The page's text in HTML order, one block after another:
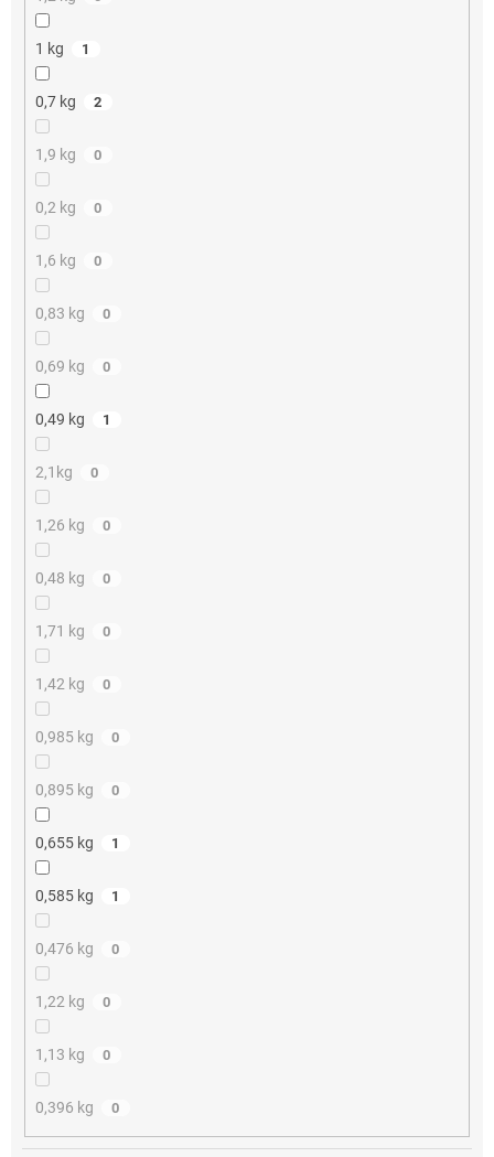
1 kg 1
0,7 kg 2
1,9 kg 0
0,2 kg 0
1,6 kg 0
0,83 kg 0
0,69 kg 0
0,49 kg 1
2,1kg 0
1,26 kg 0
0,48 kg 0
1,71 kg 0
1,42 kg 0
0,985 kg 0
0,895 kg 0
0,655 kg 1
0,585 kg 1
0,476 kg 0
1,22 kg 0
1,13 kg 0
0,396 kg 0